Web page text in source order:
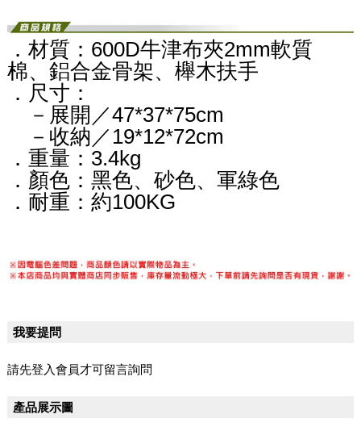
． 材質：600D牛津布夾2mm軟質
棉、鋁合金骨架、櫸木扶手
． 尺寸：
－展開／47*37*75cm
－收納／19*12*72cm
． 重量：3.4kg
． 顏色：黑色、砂色、軍綠色
．耐重 ：約100KG
我要提問
請先登入會員才可留言詢問
產品展示圖